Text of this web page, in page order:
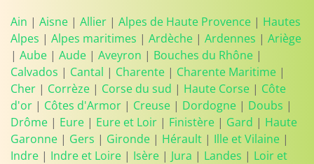
Ain | Aisne | Allier | Alpes de Haute Provence | Hautes
Alpes | Alpes maritimes | Ardèche | Ardennes | Ariège
| Aube | Aude | Aveyron | Bouches du Rhône |
Calvados | Cantal | Charente | Charente Maritime |
Cher | Corrèze | Corse du sud | Haute Corse | Côte
d'or | Côtes d'Armor | Creuse | Dordogne | Doubs |
Drôme | Eure | Eure et Loir | Finistère | Gard | Haute
Garonne | Gers | Gironde | Hérault | Ille et Vilaine |
Indre | Indre et Loire | Isère | Jura | Landes | Loir et